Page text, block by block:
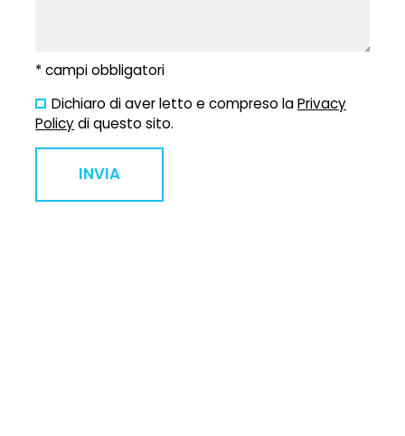
* campi obbligatori
Dichiaro di aver letto e compreso laPrivacy
Policydi questo sito.
INVIA